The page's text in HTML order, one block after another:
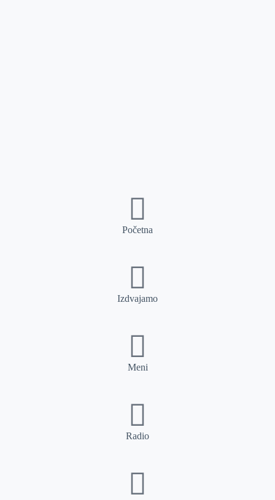
Početna
Izdvajamo
Meni
Radio